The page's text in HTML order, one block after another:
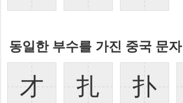
동일한 부수를 가진 중국 문자
才 扎 扑